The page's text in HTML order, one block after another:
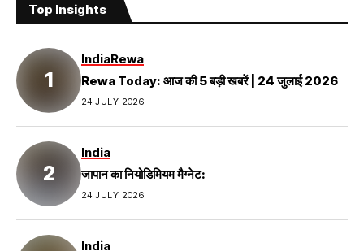
Top Insights
IndiaRewa
Rewa Today: आज की 5 बड़ी खबरें | 24 जुलाई 2026
24 JULY 2026
India
जापान का नियोडिमियम मैग्नेट:
24 JULY 2026
India